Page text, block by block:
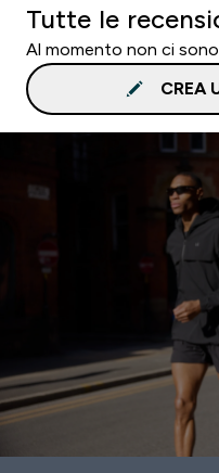
Tutte le
Al momento non ci sono
CREA